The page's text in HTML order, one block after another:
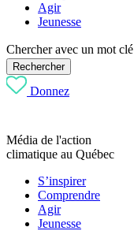
Agir
Jeunesse
Chercher avec un mot clé
Rechercher
Donnez
Média de l'action
climatique au Québec
S’inspirer
Comprendre
Agir
Jeunesse